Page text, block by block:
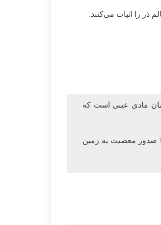
ذر را اثبات می‌کنند.
مادی عینی است که
صدور معصیت به زمین